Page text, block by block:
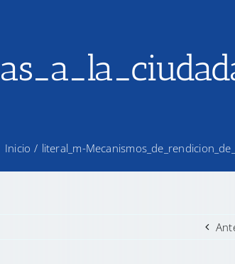
Inicio / literal_m-